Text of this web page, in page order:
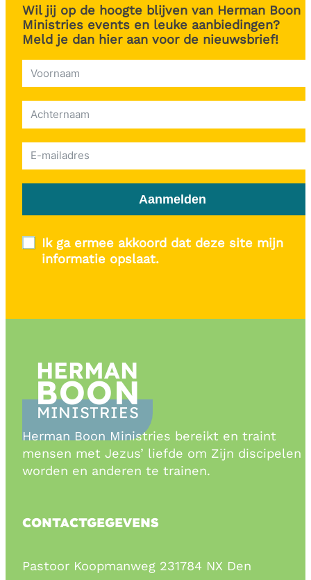
Wil jij op de hoogte blijven van Herman Boon
Ministries events en leuke aanbiedingen?
Meld je dan hier aan voor de nieuwsbrief!
Aanmelden
Ik ga ermee akkoord dat deze site mijn
informatie opslaat.
MINISTRIES
BOON
HERMAN
Herman Boon Ministries bereikt en traint
mensen met Jezus’ liefde om Zijn discipelen
worden en anderen te trainen.
CONTACTGEGEVENS
Pastoor Koopmanweg 231784 NX Den